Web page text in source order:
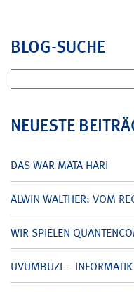
BLOG-SUCHE
nach:
NEUESTE
DAS WAR MATA HARI
ALWIN WALTHER: VOM
WIR SPIELEN
UVUMBUZI –